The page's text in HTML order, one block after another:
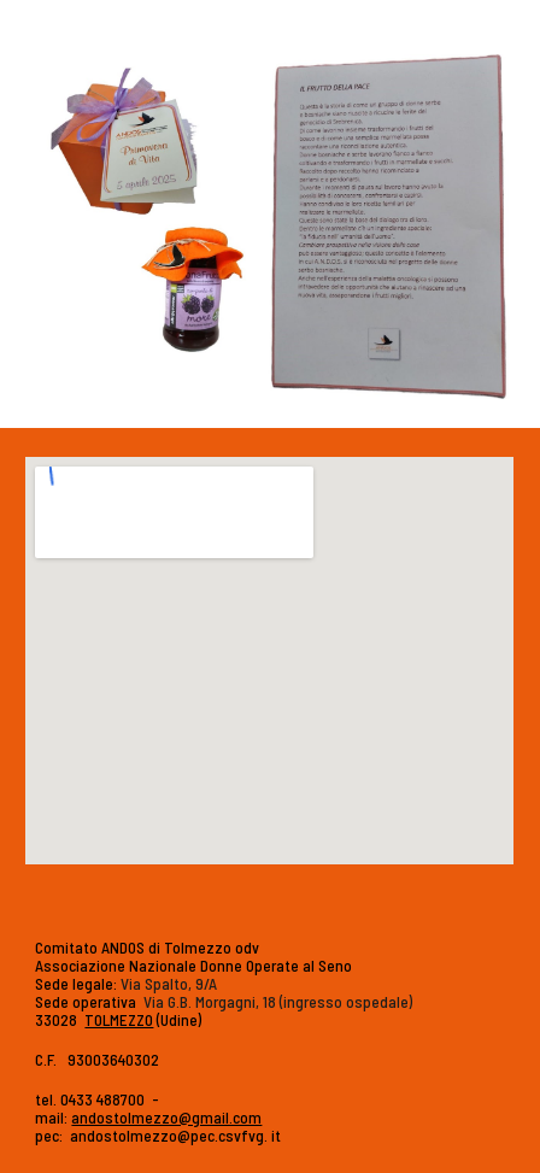
Comitato ANDOS di Tolmezzo odv
Associazione Nazionale Donne Operate al Seno
Sede legale: Via Spalto, 9/A
Sede operativa Via G.B. Morgagni, 18 (ingresso ospedale)
33028 TOLMEZZO(Udine)
C.F. 93003640302
tel. 0433 488700 -
mail:andostolmezzo@gmail.com
pec: andostolmezzo@pec.csvfvg. it